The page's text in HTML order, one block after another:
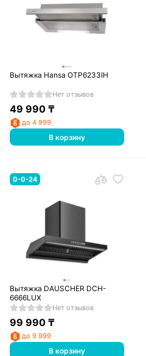
Вытяжка Hansa OTP6233IH
Нет отзывов
49 990₸
до 4 999
В корзину
0-0-24
Вытяжка DAUSCHER DCH-
6666LUX
Нет отзывов
99 990₸
до 9 999
В корзину